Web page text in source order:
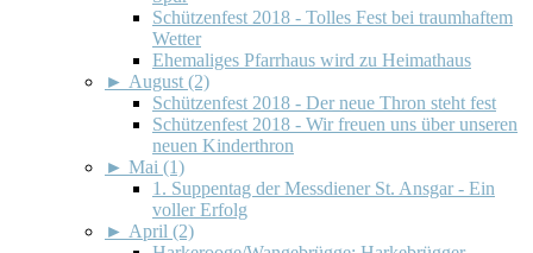
Schützenfest 2018 - Tolles Fest bei traumhaftem
Wetter
Ehemaliges Pfarrhaus wird zu Heimathaus
► August (2)
Schützenfest 2018 - Der neue Thron steht fest
Schützenfest 2018 - Wir freuen uns über unseren
neuen Kinderthron
► Mai (1)
1. Suppentag der Messdiener St. Ansgar - Ein
voller Erfolg
► April (2)